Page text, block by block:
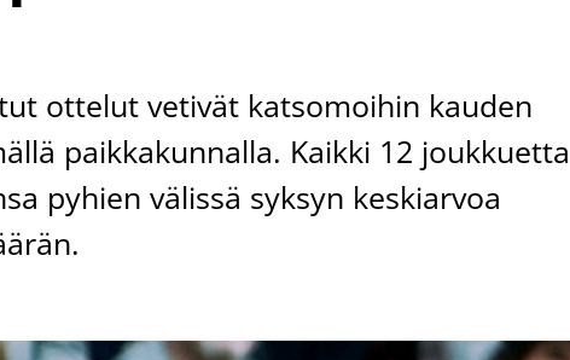
ottelut vetivät katsomoihin kauden
paikkakunnalla. Kaikki 12 joukkuetta
pyhien välissä syksyn keskiarvoa